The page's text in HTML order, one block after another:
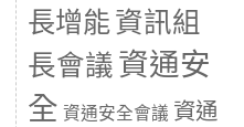
長增能資訊組
長會議 資通安
全 資通安全會議 資通